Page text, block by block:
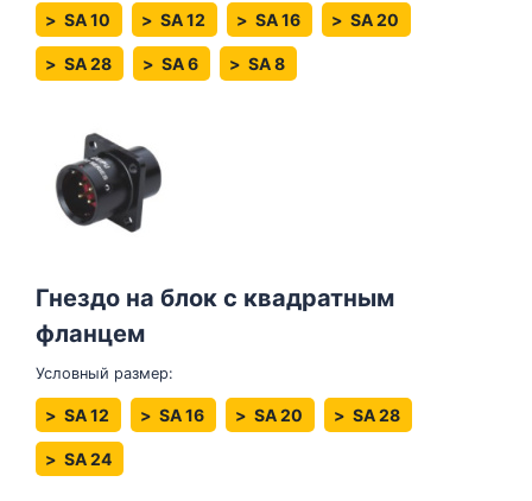
SA 10 SA 12 SA 16 SA 20
SA 28 SA 6 SA 8
Гнездо на блок с квадратным
фланцем
Условный размер:
SA 12 SA 16 SA 20 SA 28
SA 24